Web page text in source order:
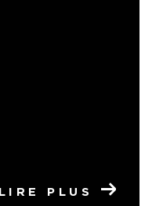
LIRE PLUS